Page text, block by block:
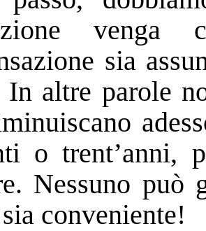
venga
sia
In altre parole
o trent’anni,
Nessuno può
conveniente!